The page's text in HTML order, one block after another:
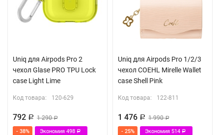
Uniq для Airpods Pro 2
чехол Glase PRO TPU Lock
case Light Lime
Код товара: 120-629
792 Р 1 290Р
- 38% Экономия 498 Р
Uniq для Airpods Pro 1/2/3
чехол COEHL Mirelle Wallet
case Shell Pink
Код товара: 122-811
1 476 Р 1 990Р
- 25% Экономия 514 Р